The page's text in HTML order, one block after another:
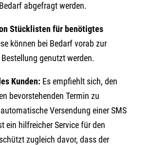
abgefragt werden.
Stücklisten für benötigtes
können bei Bedarf vorab zur
genutzt werden.
Kunden: Es empfiehlt sich, den
bevorstehenden Termin zu
Versendung einer SMS
ein hilfreicher Service für den
zugleich davor, dass der